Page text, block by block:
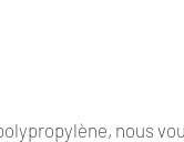
nous